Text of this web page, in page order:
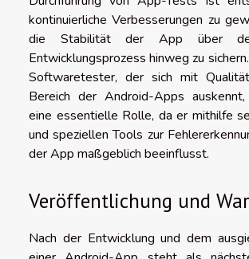
kontinuierliche Verbesserungen zu
die Stabilität der App über
Entwicklungsprozess hinweg zu
Softwaretester, der sich mit
Bereich der Android-Apps
eine essentielle Rolle, da er mithilfe
und speziellen Tools zur
der App maßgeblich beeinflusst.
Veröffentlichung und
Nach der Entwicklung und dem